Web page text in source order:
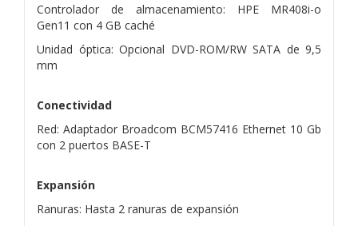
Controlador de almacenamiento: HPE MR408i-o
Gen11 con 4 GB caché
Unidad óptica: Opcional DVD-ROM/RW SATA de 9,5
mm
Conectividad
Red: Adaptador Broadcom BCM57416 Ethernet 10 Gb
con 2 puertos BASE-T
Expansión
Ranuras: Hasta 2 ranuras de expansión